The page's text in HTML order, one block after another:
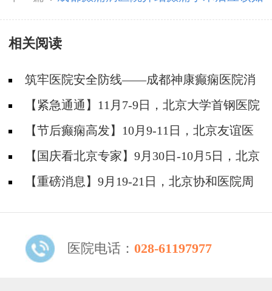
痫疑难
何护理?
相关阅读
筑牢医院安全防线——成都神康癫痫医院消
防安全培训纪实
【紧急通通】11月7-9日，北京大学首钢医院
神经内科胡颖教授亲临成都会诊，破解癫痫疑难
【节后癫痫高发】10月9-11日，北京友谊医
院陈葵博士免费会诊+治疗援助，破解癫痫难
题！
【国庆看北京专家】9月30日-10月5日，北京
天坛&首钢医院两大专家蓉城亲诊+癫痫大额救
【重磅消息】9月19-21日，北京协和医院周
医院电话： 028-61197977